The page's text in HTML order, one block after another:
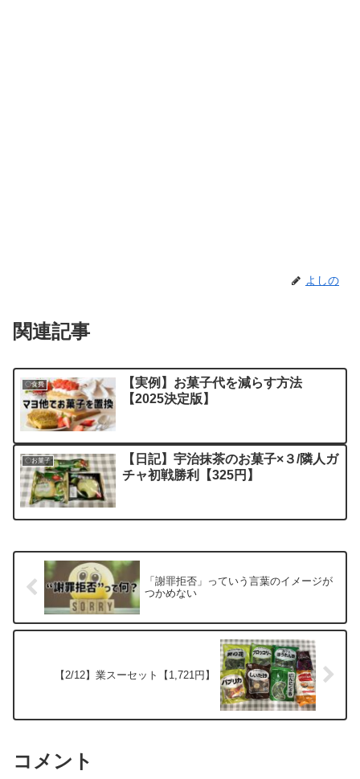
よしの
関連記事
〇食費
【実例】お菓子代を減らす方法
【2025決定版】
〇お菓子
【日記】宇治抹茶のお菓子×３/隣人ガ
チャ初戦勝利【325円】
「謝罪拒否」っていう言葉のイメージが
つかめない
【2/12】業スーセット【1,721円】
コメント